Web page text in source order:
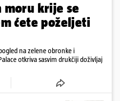
moru krije se
ćete poželjeti
na zelene obronke i
otkriva sasvim drukčiji doživljaj